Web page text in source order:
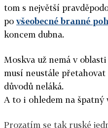
tom s největší
povšeobecné branné
koncem dubna.
Moskva už nemá v
musí neustále
důvodů neláká.
A to i ohledem na špatný
Prozatím se tak ruské